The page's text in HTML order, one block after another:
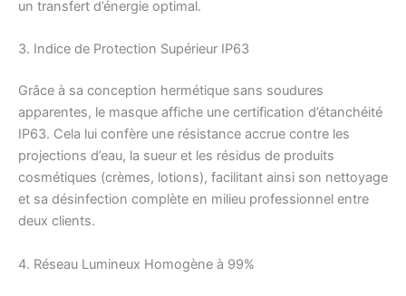
un transfert d’énergie optimal.
3. Indice de Protection Supérieur IP63
Grâce à sa conception hermétique sans soudures
apparentes, le masque affiche une certification d’étanchéité
IP63. Cela lui confère une résistance accrue contre les
projections d’eau, la sueur et les résidus de produits
cosmétiques (crèmes, lotions), facilitant ainsi son nettoyage
et sa désinfection complète en milieu professionnel entre
deux clients.
4. Réseau Lumineux Homogène à 99%